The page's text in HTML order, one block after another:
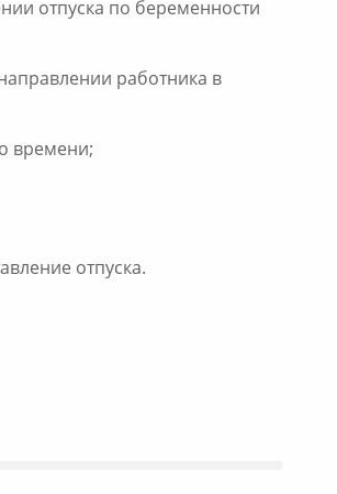
отпуска по беременности
работника в
времени;
отпуска.